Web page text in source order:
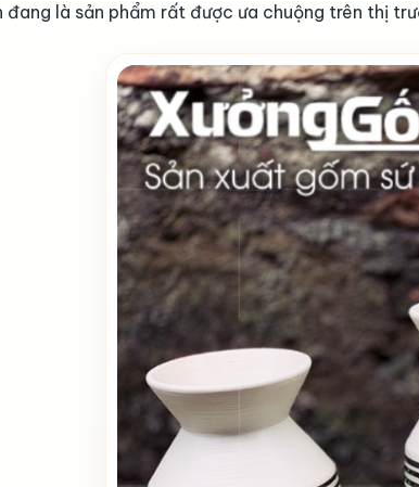
đang là sản phẩm rất được ưa chuộng trên thị